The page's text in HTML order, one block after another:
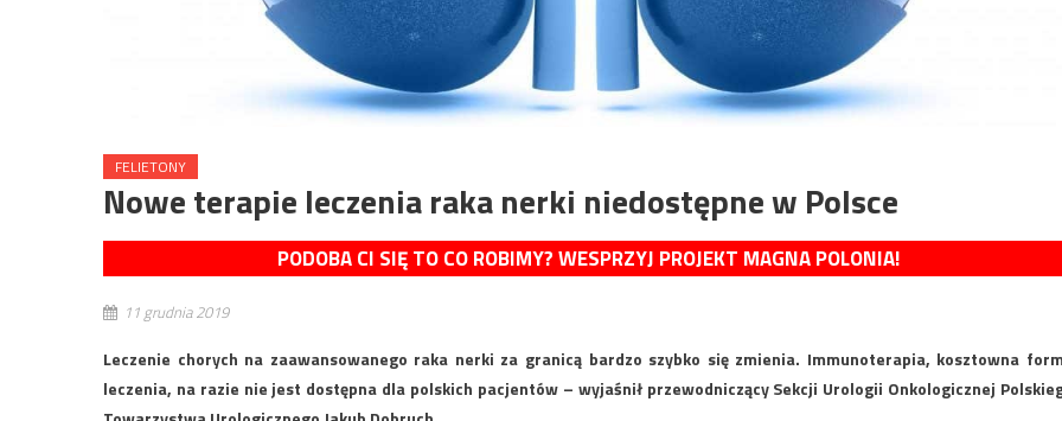
FELIETONY
Nowe terapie leczenia raka nerki niedostępne w Polsce
PODOBA CI SIĘ TO CO ROBIMY? WESPRZYJ PROJEKT MAGNA POLONIA!
11 grudnia 2019
Leczenie chorych na zaawansowanego raka nerki za granicą bardzo szybko się zmienia. Immunoterapia, kosztowna
leczenia, na razie nie jest dostępna dla polskich pacjentów – wyjaśnił przewodniczący Sekcji Urologii Onkologicznej